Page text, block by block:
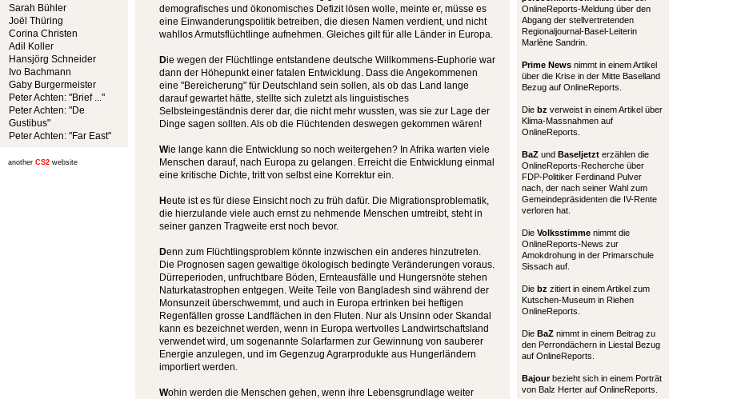
Sarah Bühler
Joël Thüring
Corina Christen
Adil Koller
Hansjörg Schneider
Ivo Bachmann
Gaby Burgermeister
Peter Achten: "Brief ..."
Peter Achten: "De
Gustibus"
Peter Achten: "Far East"
another CS2 website
demografisches und ökonomisches Defizit lösen wolle, meinte er, müsse es
eine Einwanderungspolitik betreiben, die diesen Namen verdient, und nicht
wahllos Armutsflüchtlinge aufnehmen. Gleiches gilt für alle Länder in Europa.
Die wegen der Flüchtlinge entstandene deutsche Willkommens-Euphorie war
dann der Höhepunkt einer fatalen Entwicklung. Dass die Angekommenen
eine "Bereicherung" für Deutschland sein sollen, als ob das Land lange
darauf gewartet hätte, stellte sich zuletzt als linguistisches
Selbsteingeständnis derer dar, die nicht mehr wussten, was sie zur Lage der
Dinge sagen sollten. Als ob die Flüchtenden deswegen gekommen wären!
Wie lange kann die Entwicklung so noch weitergehen? In Afrika warten viele
Menschen darauf, nach Europa zu gelangen. Erreicht die Entwicklung einmal
eine kritische Dichte, tritt von selbst eine Korrektur ein.
Heute ist es für diese Einsicht noch zu früh dafür. Die Migrationsproblematik,
die hierzulande viele auch ernst zu nehmende Menschen umtreibt, steht in
seiner ganzen Tragweite erst noch bevor.
Denn zum Flüchtlingsproblem könnte inzwischen ein anderes hinzutreten.
Die Prognosen sagen gewaltige ökologisch bedingte Veränderungen voraus.
Dürreperioden, unfruchtbare Böden, Ernteausfälle und Hungersnöte stehen
Naturkatastrophen entgegen. Weite Teile von Bangladesh sind während der
Monsunzeit überschwemmt, und auch in Europa ertrinken bei heftigen
Regenfällen grosse Landflächen in den Fluten. Nur als Unsinn oder Skandal
kann es bezeichnet werden, wenn in Europa wertvolles Landwirtschaftsland
verwendet wird, um sogenannte Solarfarmen zur Gewinnung von sauberer
Energie anzulegen, und im Gegenzug Agrarprodukte aus Hungerländern
importiert werden.
Wohin werden die Menschen gehen, wenn ihre Lebensgrundlage weiter
OnlineReports-Meldung über den
Abgang der stellvertretenden
Regionaljournal-Basel-Leiterin
Marlène Sandrin.
Prime News nimmt in einem Artikel
über die Krise in der Mitte Baselland
Bezug auf OnlineReports.
Die bz verweist in einem Artikel über
Klima-Massnahmen auf
OnlineReports.
BaZ und Baseljetzt erzählen die
OnlineReports-Recherche über
FDP-Politiker Ferdinand Pulver
nach, der nach seiner Wahl zum
Gemeindepräsidenten die IV-Rente
verloren hat.
Die Volksstimme nimmt die
OnlineReports-News zur
Amokdrohung in der Primarschule
Sissach auf.
Die bz zitiert in einem Artikel zum
Kutschen-Museum in Riehen
OnlineReports.
Die BaZ nimmt in einem Beitrag zu
den Perrondächern in Liestal Bezug
auf OnlineReports.
Bajourbezieht sich in einem Porträt
von Balz Herter auf OnlineReports.